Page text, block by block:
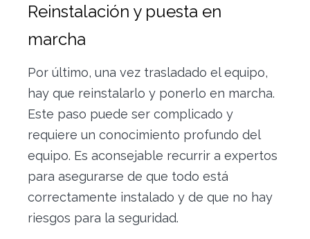
Reinstalación y puesta en
marcha
Por último, una vez trasladado el equipo,
hay que reinstalarlo y ponerlo en marcha.
Este paso puede ser complicado y
requiere un conocimiento profundo del
equipo. Es aconsejable recurrir a expertos
para asegurarse de que todo está
correctamente instalado y de que no hay
riesgos para la seguridad.